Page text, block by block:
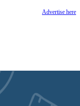
Advertise here